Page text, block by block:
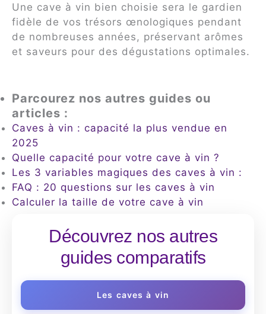
Une cave à vin bien choisie sera le gardien
fidèle de vos trésors œnologiques pendant
de nombreuses années, préservant arômes
et saveurs pour des dégustations optimales.
Parcourez nos autres guides ou
articles :
Caves à vin : capacité la plus vendue en
2025
Quelle capacité pour votre cave à vin ?
Les 3 variables magiques des caves à vin :
FAQ : 20 questions sur les caves à vin
Calculer la taille de votre cave à vin
Découvrez nos autres
guides comparatifs
Les caves à vin